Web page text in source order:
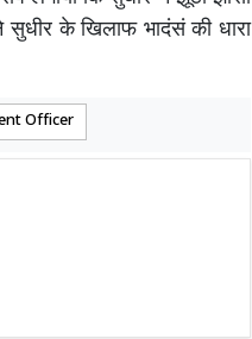
के खिलाफ भादंसं की धारा
Officer